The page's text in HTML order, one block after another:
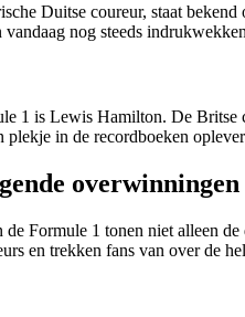
Duitse coureur, staat
nog steeds
1 is Lewis Hamilton. De
in de recordboeken
overwinningen
Formule 1 tonen niet alleen
en trekken fans van over de